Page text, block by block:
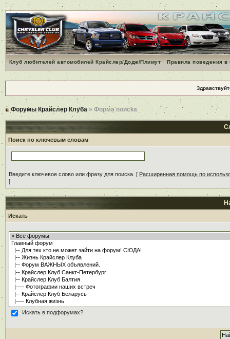
Клуб любителей автомобилей Крайслер/Додж/Плимут Правила поведения
Форумы Крайслер Клуба » Форма поиска
Поиск по ключевым словам
Введите ключевое слово или фразу для поиска. [ Расширенная помощь по
]
Искать
Искать в подфорумах?